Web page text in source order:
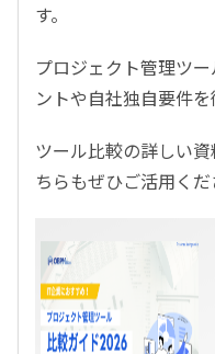
す。
プロジェクト管理ツ
ントや自社独自要件を
ツール比較の詳しい
ちらもぜひご活用くだ